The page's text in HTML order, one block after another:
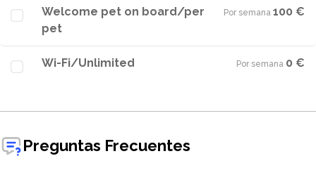
Welcome pet on board/per
pet
Por semana·100 €
Wi-Fi/Unlimited Por semana·0 €
Preguntas Frecuentes